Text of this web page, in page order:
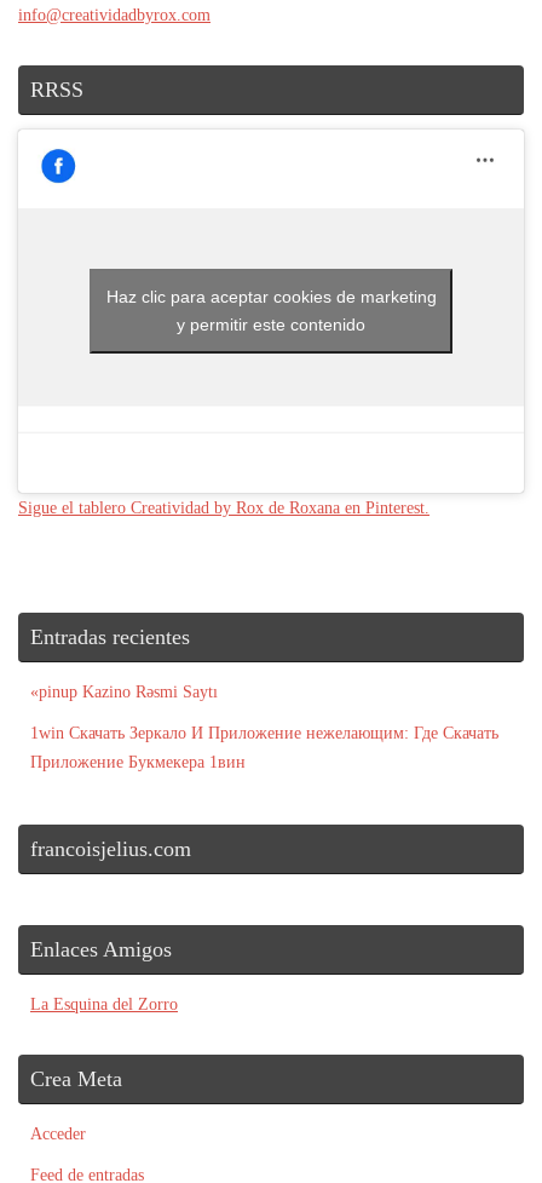
info@creatividadbyrox.com
RRSS
Haz clic para aceptar cookies de marketing
y permitir este contenido
Sigue el tablero Creatividad by Rox de Roxana en Pinterest.
Entradas recientes
«pinup Kazino Rəsmi Saytı
1win Скачать Зеркало И Приложение нежелающим: Где Скачать
Приложение Букмекера 1вин
francoisjelius.com
Enlaces Amigos
La Esquina del Zorro
Crea Meta
Acceder
Feed de entradas